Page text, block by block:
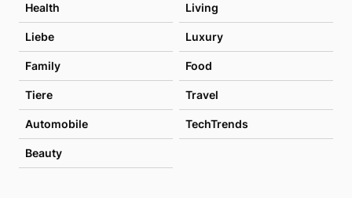
Health Living
Liebe Luxury
Family Food
Tiere Travel
Automobile TechTrends
Beauty